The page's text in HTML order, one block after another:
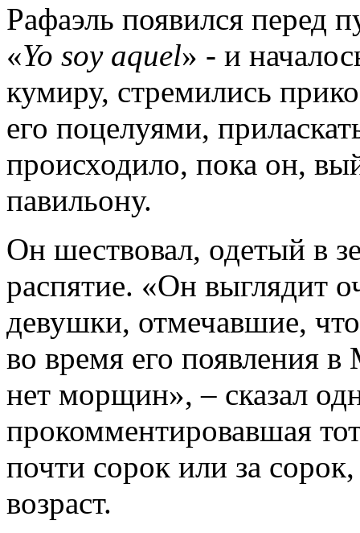
Рафаэль появился перед
«Yo soy aquel» - и
кумиру, стремились
его поцелуями,
происходило, пока он,
павильону.
Он шествовал, одетый в
распятие. «Он выглядит
девушки, отмечавшие,
во время его появления
нет морщин», – сказал
прокомментировавшая
почти сорок или за
возраст.